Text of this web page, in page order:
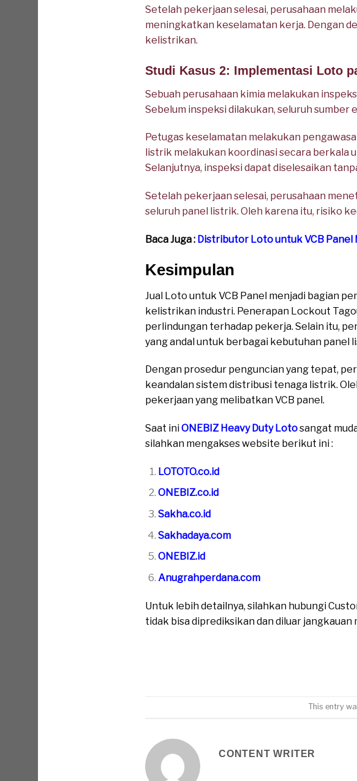
Setelah pekerjaan selesai, perusahaan
meningkatkan keselamatan kerja. Dengan
kelistrikan.
Studi Kasus 2: Implementasi Loto
Sebuah perusahaan kimia melakukan
Sebelum inspeksi dilakukan, seluruh sumber
Petugas keselamatan melakukan
listrik melakukan koordinasi secara berkala
Selanjutnya, inspeksi dapat diselesaikan
Setelah pekerjaan selesai, perusahaan
seluruh panel listrik. Oleh karena itu, risiko
Baca Juga : Distributor Loto untuk VCB Panel
Kesimpulan
Jual Loto untuk VCB Panel menjadi bagian
kelistrikan industri. Penerapan Lockout
perlindungan terhadap pekerja. Selain itu,
yang andal untuk berbagai kebutuhan panel
Dengan prosedur penguncian yang tepat,
keandalan sistem distribusi tenaga listrik.
pekerjaan yang melibatkan VCB panel.
Saat iniONEBIZ Heavy Duty Lotosangat
silahkan mengakses website berikut ini :
LOTOTO.co.id
ONEBIZ.co.id
Sakha.co.id
Sakhadaya.com
ONEBIZ.id
Anugrahperdana.com
Untuk lebih detailnya, silahkan hubungi
tidak bisa diprediksikan dan diluar jangkauan
This entry
CONTENT WRITER